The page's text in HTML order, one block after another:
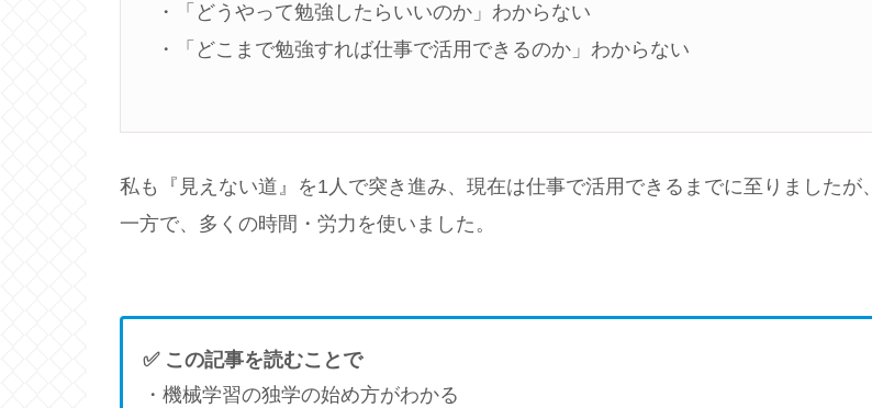
・「どうやって勉強したらいいのか」わからない
・「どこまで勉強すれば仕事で活用できるのか」わからない
私も『見えない道』を1人で突き進み、現在は仕事で活用できるまでに至りましたが、
一方で、多くの時間・労力を使いました。
✅ この記事を読むことで
・機械学習の独学の始め方がわかる